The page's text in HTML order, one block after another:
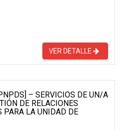
VER DETALLE
– SERVICIOS DE UN/A
DE RELACIONES
PARA LA UNIDAD DE